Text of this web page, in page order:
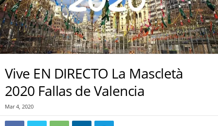
Vive EN DIRECTO La Mascletà
2020 Fallas de Valencia
Mar 4, 2020